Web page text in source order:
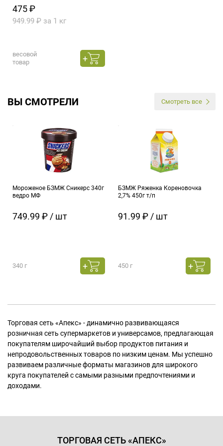
475 ₽
949.99 ₽ за 1 кг
весовой
товар
ВЫ СМОТРЕЛИ Смотреть все
Мороженое БЗМЖ Сникерс 340г
ведро МФ
749.99 ₽ / шт
340 г
БЗМЖ Ряженка Кореновочка
2,7% 450г т/п
91.99 ₽ / шт
450 г
Торговая сеть «Апекс» - динамично развивающаяся
розничная сеть супермаркетов и универсамов, предлагающая
покупателям широчайший выбор продуктов питания и
непродовольственных товаров по низким ценам. Мы успешно
развиваем различные форматы магазинов для широкого
круга покупателей с самыми разными предпочтениями и
доходами.
ТОРГОВАЯ СЕТЬ «АПЕКС»